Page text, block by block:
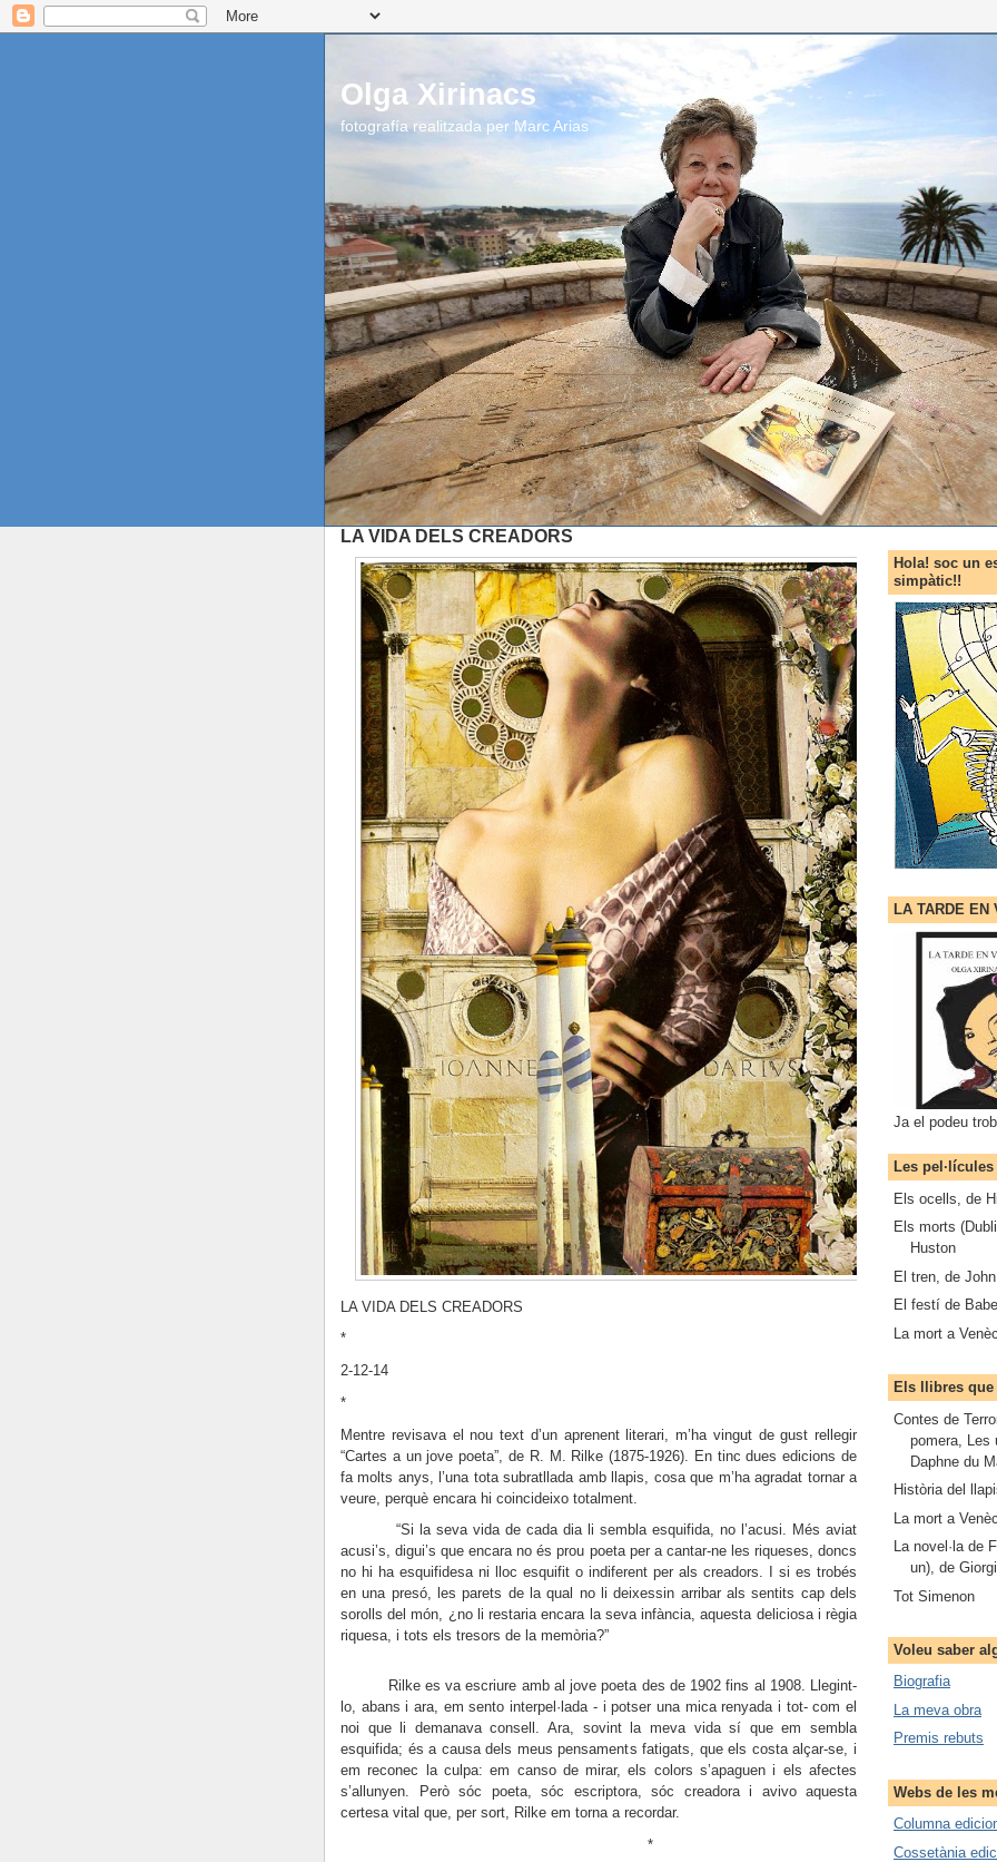
Olga Xirinacs
fotografía realitzada per Marc Arias
LA VIDA DELS CREADORS
LA VIDA DELS CREADORS
*
2-12-14
*
Mentre revisava el nou text d’un aprenent literari, m’ha vingut de gust rellegir
“Cartes a un jove poeta”, de R. M. Rilke (1875-1926). En tinc dues edicions de
fa molts anys, l’una tota subratllada amb llapis, cosa que m’ha agradat tornar a
veure, perquè encara hi coincideixo totalment.
“Si la seva vida de cada dia li sembla esquifida, no l’acusi. Més aviat
acusi’s, digui’s que encara no és prou poeta per a cantar-ne les riqueses, doncs
no hi ha esquifidesa ni lloc esquifit o indiferent per als creadors. I si es trobés
en una presó, les parets de la qual no li deixessin arribar als sentits cap dels
sorolls del món, ¿no li restaria encara la seva infància, aquesta deliciosa i règia
riquesa, i tots els tresors de la memòria?”
Rilke es va escriure amb al jove poeta des de 1902 fins al 1908. Llegint-
lo, abans i ara, em sento interpel·lada - i potser una mica renyada i tot- com el
noi que li demanava consell. Ara, sovint la meva vida sí que em sembla
esquifida; és a causa dels meus pensaments fatigats, que els costa alçar-se, i
em reconec la culpa: em canso de mirar, els colors s’apaguen i els afectes
s’allunyen. Però sóc poeta, sóc escriptora, sóc creadora i avivo aquesta
certesa vital que, per sort, Rilke em torna a recordar.
*
Hola! soc un
simpàtic!!
LA TARDE EN
Ja el podeu
Les
Els ocells, de
Els morts
Huston
El tren, de
El festí de
La mort a
Els llibres
Contes de
pomera, Les
Daphne du
Història del
La mort a
La novel·la de
un), de
Tot Simenon
Voleu saber
Biografia
La meva obra
Premis rebuts
Webs de les
Columna
Cossetània